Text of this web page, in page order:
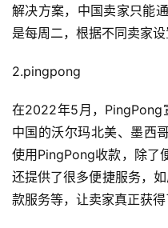
解决方案，中国卖家只能
是每周二，根据不同卖家设
2.pingpong
在2022年5月，PingPong
中国的沃尔玛北美、墨西
使用PingPong收款，除了
还提供了很多便捷服务，
款服务等，让卖家真正获得